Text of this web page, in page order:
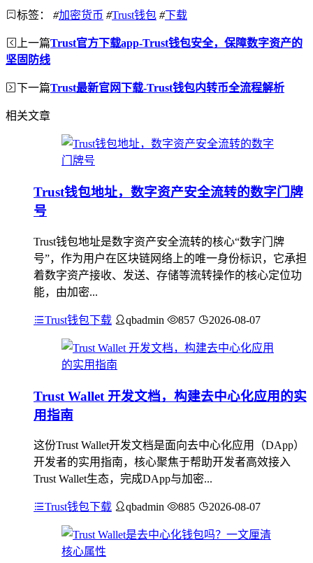
标签： #加密货币 #Trust钱包 #下载
上一篇Trust官方下载app-Trust钱包安全，保障数字资产的
坚固防线
下一篇Trust最新官网下载-Trust钱包内转币全流程解析
相关文章
Trust钱包地址，数字资产安全流转的数字门牌
号
Trust钱包地址是数字资产安全流转的核心“数字门牌
号”，作为用户在区块链网络上的唯一身份标识，它承担
着数字资产接收、发送、存储等流转操作的核心定位功
能，由加密...
Trust钱包下载 qbadmin 857 2026-08-07
Trust Wallet 开发文档，构建去中心化应用的实
用指南
这份Trust Wallet开发文档是面向去中心化应用（DApp）
开发者的实用指南，核心聚焦于帮助开发者高效接入
Trust Wallet生态，完成DApp与加密...
Trust钱包下载 qbadmin 885 2026-08-07